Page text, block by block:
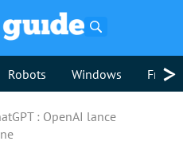
Robots Windows >
: OpenAI lance